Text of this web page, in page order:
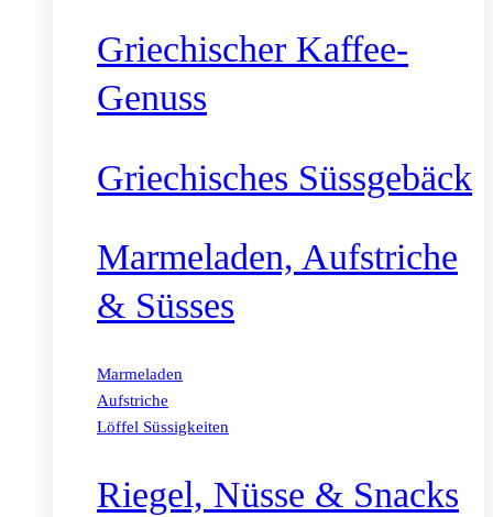
Griechischer Kaffee-
Genuss
Griechisches Süssgebäck
Marmeladen, Aufstriche
& Süsses
Marmeladen
Aufstriche
Löffel Süssigkeiten
Riegel, Nüsse & Snacks